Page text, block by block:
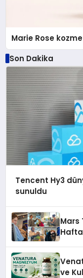
Marie Rose
Son Dakika
Tencent Hy3
sunuldu
Mars
ve